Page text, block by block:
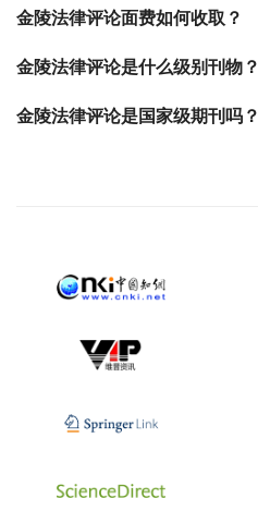
金陵法律评论面费如何收取？
金陵法律评论是什么级别刊物？
金陵法律评论是国家级期刊吗？